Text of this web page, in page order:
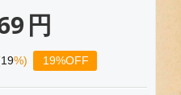
円
19%) 19%OFF